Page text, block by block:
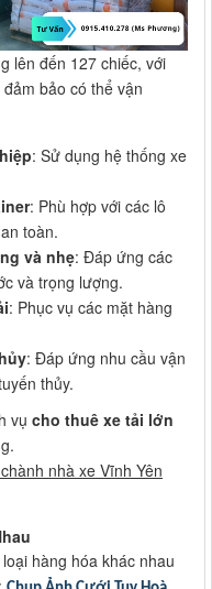
lên đến 127 chiếc, với
bảo có thể vận
: Sử dụng hệ thống xe
: Phù hợp với các lô
toàn.
và nhẹ: Đáp ứng các
và trọng lượng.
: Phục vụ các mặt hàng
: Đáp ứng nhu cầu vận
thủy.
vụ cho thuê xe tải lớn
nhà xe Vĩnh Yên
hàng hóa khác nhau